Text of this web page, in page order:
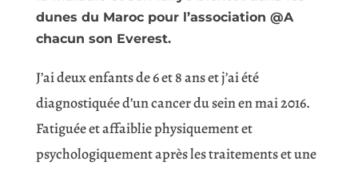
dunes du Maroc pour l’association @A
chacun son Everest.
J’ai deux enfants de 6 et 8 ans et j’ai été
diagnostiquée d’un cancer du sein en mai 2016.
Fatiguée et affaiblie physiquement et
psychologiquement après les traitements et une